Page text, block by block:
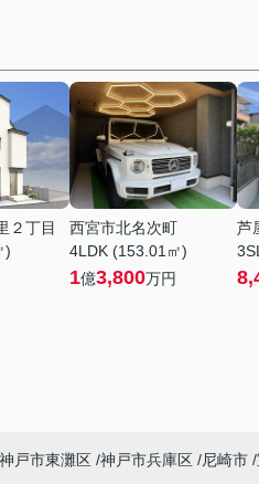
２丁目
)
西宮市北名次町
4LDK (153.01㎡)
1億3,800万円
芦
神戸市東灘区 神戸市兵庫区 尼崎市